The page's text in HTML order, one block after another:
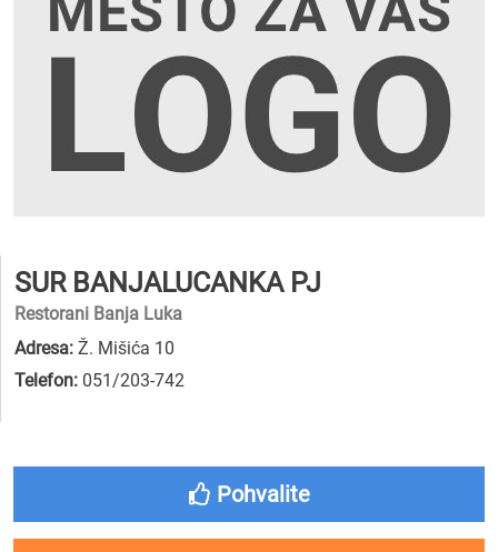
SUR BANJALUCANKA PJ
Restorani Banja Luka
Adresa: Ž. Mišića 10
Telefon: 051/203-742
Pohvalite